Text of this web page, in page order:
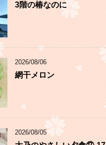
3階の椿なのに
2026/08/06
網干メロン
2026/08/05